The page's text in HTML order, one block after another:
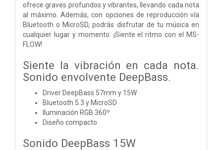
ofrece graves profundos y vibrantes, llevando cada nota
al máximo. Además, con opciones de reproducción vía
Bluetooth o MicroSD, podrás disfrutar de tu música en
cualquier lugar y momento. ¡Siente el ritmo con el MS-
FLOW!
Siente la vibración en cada nota.
Sonido envolvente DeepBass.
Driver DeepBass 57mm y 15W
Bluetooth 5.3 y MicroSD
Iluminación RGB 360º
Diseño compacto
Sonido DeepBass 15W